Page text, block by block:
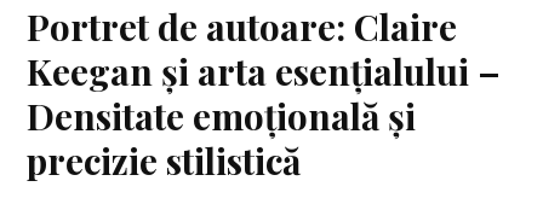
Portret de autoare: Claire
Keegan și arta esențialului –
Densitate emoțională și
precizie stilistică